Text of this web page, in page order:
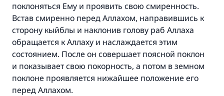
поклоняться Ему и проявить свою смиренность.
Встав смиренно перед Аллахом, направившись к
сторону кыйблы и наклонив голову раб Аллаха
обращается к Аллаху и наслаждается этим
состоянием. После он совершает поясной поклон
и показывает свою покорность, а потом в земном
поклоне проявляется нижайшее положение его
перед Аллахом.